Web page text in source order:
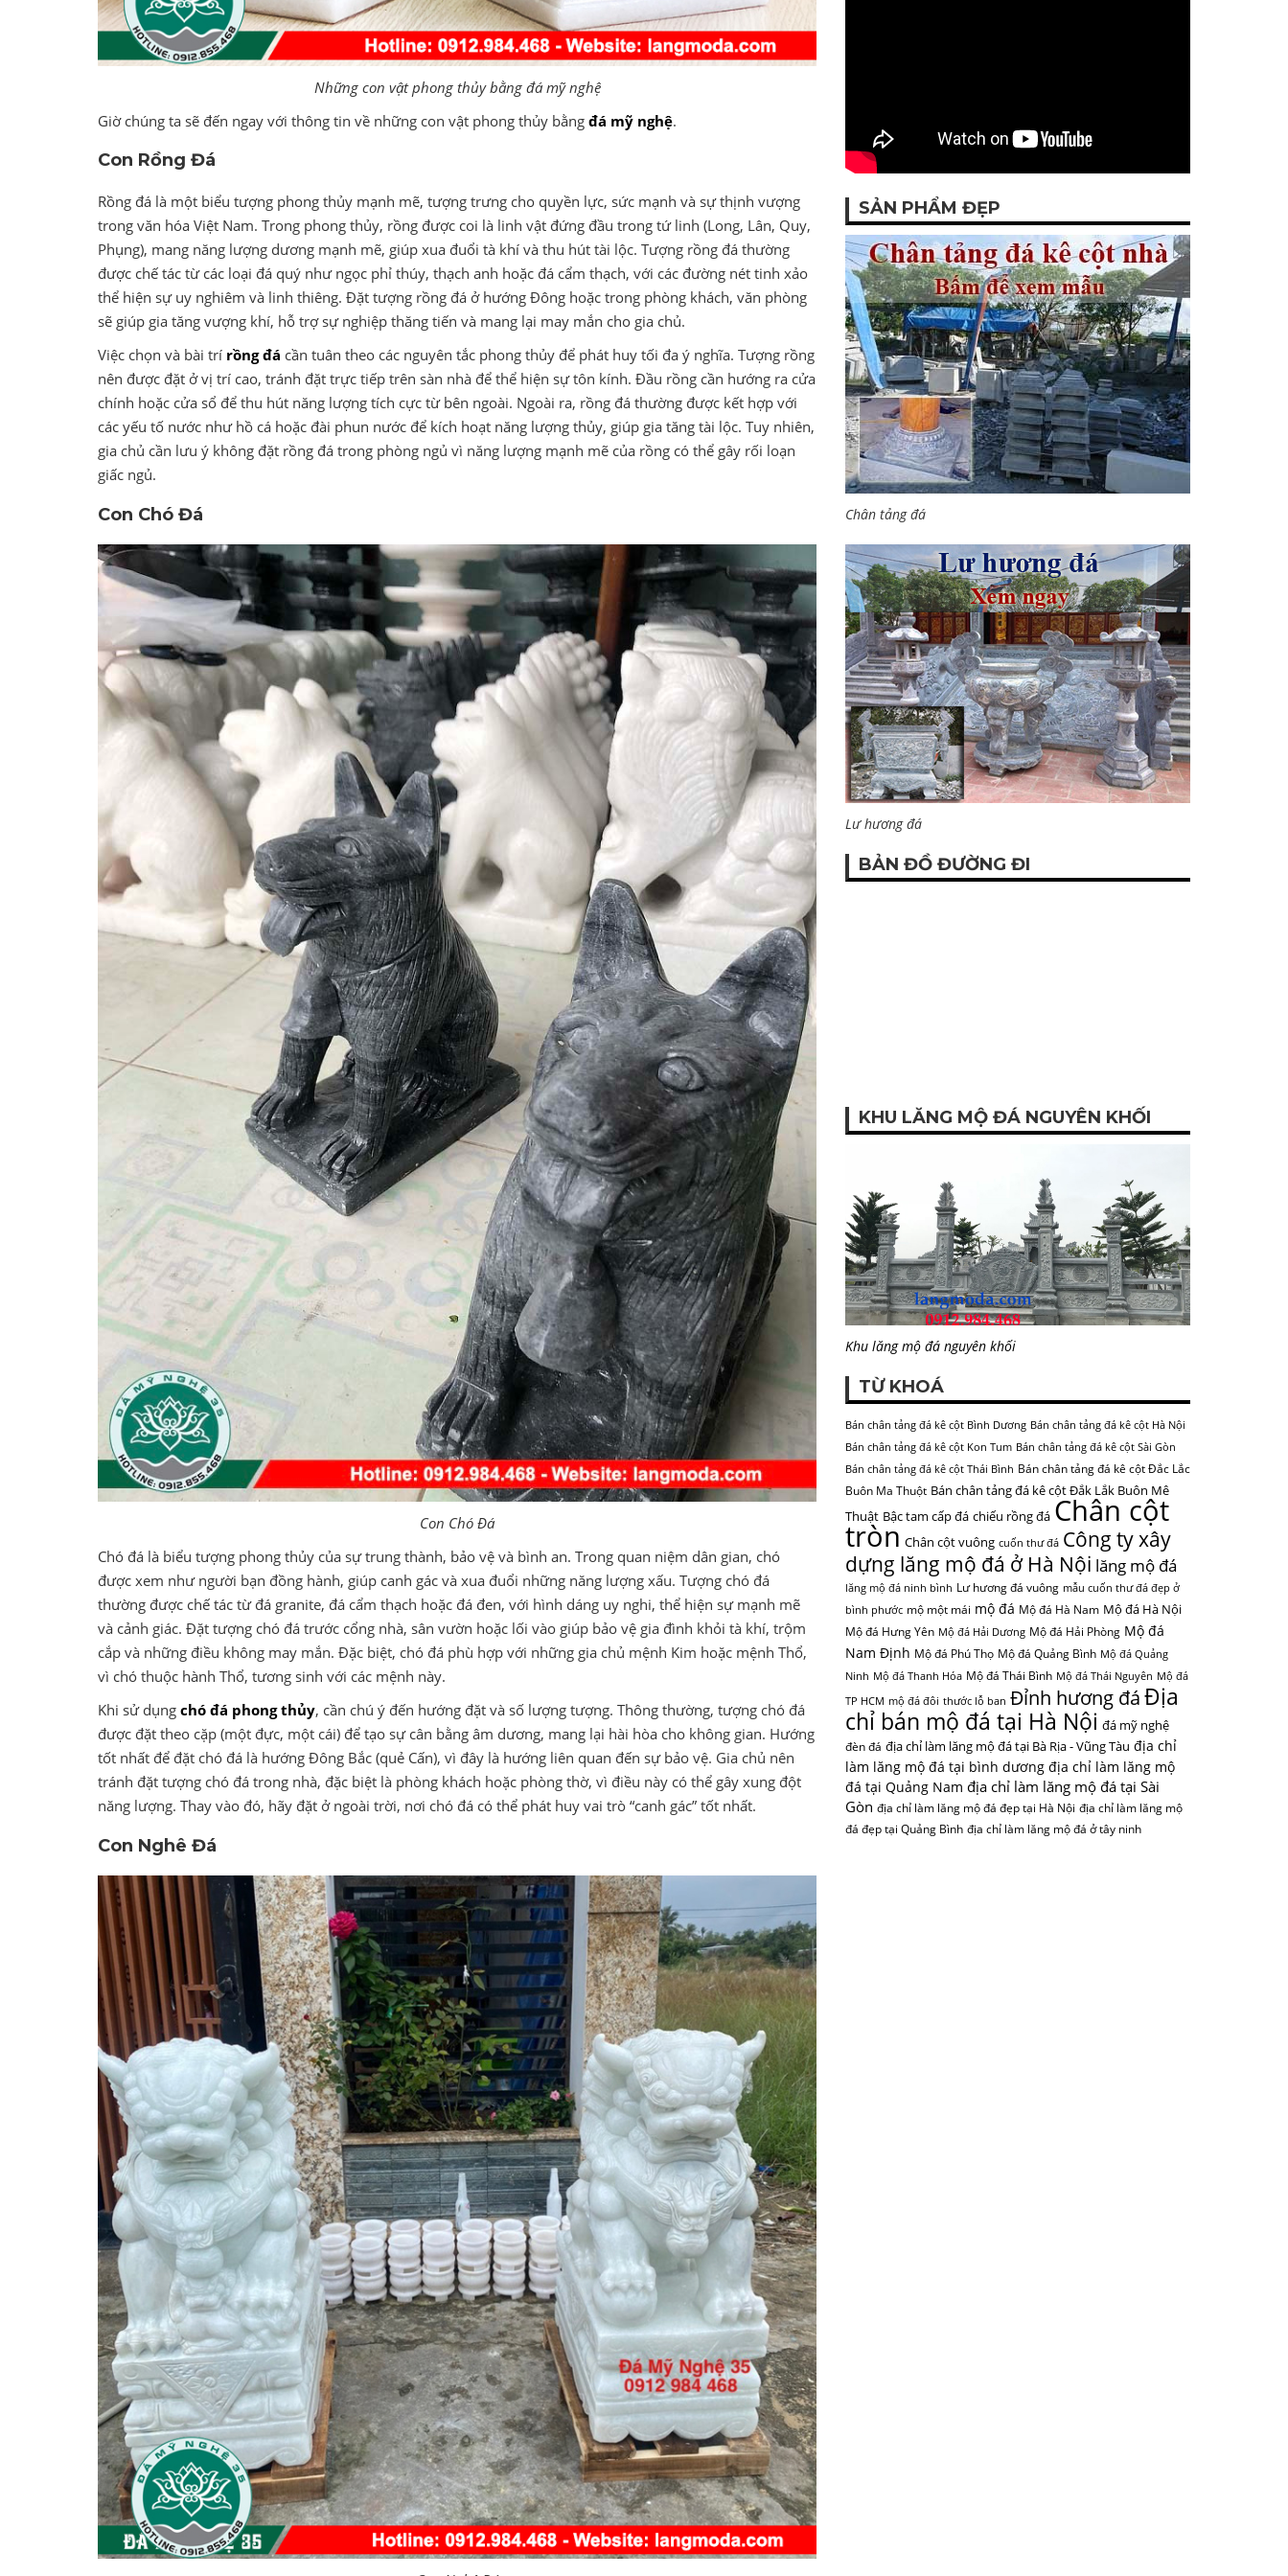
Những con vật phong thủy bằng đá mỹ nghệ
Giờ chúng ta sẽ đến ngay với thông tin về những con vật phong thủy bằng đá mỹ nghệ.
Con Rồng Đá
Rồng đá là một biểu tượng phong thủy mạnh mẽ, tượng trưng cho quyền lực, sức mạnh và sự thịnh vượng
trong văn hóa Việt Nam. Trong phong thủy, rồng được coi là linh vật đứng đầu trong tứ linh (Long, Lân, Quy,
Phụng), mang năng lượng dương mạnh mẽ, giúp xua đuổi tà khí và thu hút tài lộc. Tượng rồng đá thường
được chế tác từ các loại đá quý như ngọc phỉ thúy, thạch anh hoặc đá cẩm thạch, với các đường nét tinh xảo
thể hiện sự uy nghiêm và linh thiêng. Đặt tượng rồng đá ở hướng Đông hoặc trong phòng khách, văn phòng
sẽ giúp gia tăng vượng khí, hỗ trợ sự nghiệp thăng tiến và mang lại may mắn cho gia chủ.
Việc chọn và bài trí rồng đá cần tuân theo các nguyên tắc phong thủy để phát huy tối đa ý nghĩa. Tượng rồng
nên được đặt ở vị trí cao, tránh đặt trực tiếp trên sàn nhà để thể hiện sự tôn kính. Đầu rồng cần hướng ra cửa
chính hoặc cửa sổ để thu hút năng lượng tích cực từ bên ngoài. Ngoài ra, rồng đá thường được kết hợp với
các yếu tố nước như hồ cá hoặc đài phun nước để kích hoạt năng lượng thủy, giúp gia tăng tài lộc. Tuy nhiên,
gia chủ cần lưu ý không đặt rồng đá trong phòng ngủ vì năng lượng mạnh mẽ của rồng có thể gây rối loạn
giấc ngủ.
Con Chó Đá
Con Chó Đá
Chó đá là biểu tượng phong thủy của sự trung thành, bảo vệ và bình an. Trong quan niệm dân gian, chó
được xem như người bạn đồng hành, giúp canh gác và xua đuổi những năng lượng xấu. Tượng chó đá
thường được chế tác từ đá granite, đá cẩm thạch hoặc đá đen, với hình dáng uy nghi, thể hiện sự mạnh mẽ
và cảnh giác. Đặt tượng chó đá trước cổng nhà, sân vườn hoặc lối vào giúp bảo vệ gia đình khỏi tà khí, trộm
cắp và những điều không may mắn. Đặc biệt, chó đá phù hợp với những gia chủ mệnh Kim hoặc mệnh Thổ,
vì chó thuộc hành Thổ, tương sinh với các mệnh này.
Khi sử dụng chó đá phong thủy, cần chú ý đến hướng đặt và số lượng tượng. Thông thường, tượng chó đá
được đặt theo cặp (một đực, một cái) để tạo sự cân bằng âm dương, mang lại hài hòa cho không gian. Hướng
tốt nhất để đặt chó đá là hướng Đông Bắc (quẻ Cấn), vì đây là hướng liên quan đến sự bảo vệ. Gia chủ nên
tránh đặt tượng chó đá trong nhà, đặc biệt là phòng khách hoặc phòng thờ, vì điều này có thể gây xung đột
năng lượng. Thay vào đó, hãy đặt ở ngoài trời, nơi chó đá có thể phát huy vai trò “canh gác” tốt nhất.
Con Nghê Đá
SẢN PHẨM ĐẸP
Chân tảng đá
Lư hương đá
BẢN ĐỒ ĐƯỜNG ĐI
KHU LĂNG MỘ ĐÁ NGUYÊN KHỐI
Khu lăng mộ đá nguyên khối
TỪ KHOÁ
Bán chân tảng đá kê cột Bình Dương Bán chân tảng đá kê cột Hà Nội
Bán chân tảng đá kê cột Kon Tum Bán chân tảng đá kê cột Sài Gòn
Bán chân tảng đá kê cột Thái Bình Bán chân tảng đá kê cột Đắc Lắc
Buôn Ma Thuột Bán chân tảng đá kê cột Đắk Lắk Buôn Mê
Thuật Bậc tam cấp đá chiếu rồng đá Chân cột
tròn Chân cột vuông cuốn thư đá Công ty xây
dựng lăng mộ đá ở Hà Nội lăng mộ đá
lăng mộ đá ninh bình Lư hương đá vuông mẫu cuốn thư đá đẹp ở
bình phước mộ một mái mộ đá Mộ đá Hà Nam Mộ đá Hà Nội
Mộ đá Hưng Yên Mộ đá Hải Dương Mộ đá Hải Phòng Mộ đá
Nam Định Mộ đá Phú Thọ Mộ đá Quảng Bình Mộ đá Quảng
Ninh Mộ đá Thanh Hóa Mộ đá Thái Bình Mộ đá Thái Nguyên Mộ đá
TP HCM mộ đá đôi thước lỗ ban Đỉnh hương đáĐịa
chỉ bán mộ đá tại Hà Nội đá mỹ nghệ
đèn đá địa chỉ làm lăng mộ đá tại Bà Rịa - Vũng Tàu địa chỉ
làm lăng mộ đá tại bình dương địa chỉ làm lăng mộ
đá tại Quảng Nam địa chỉ làm lăng mộ đá tại Sài
Gòn địa chỉ làm lăng mộ đá đẹp tại Hà Nội địa chỉ làm lăng mộ
đá đẹp tại Quảng Bình địa chỉ làm lăng mộ đá ở tây ninh